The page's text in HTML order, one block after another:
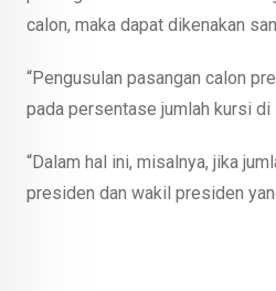
calon, maka dapat dikenakan
“Pengusulan pasangan calon
pada persentase jumlah kursi di
“Dalam hal ini, misalnya, jika
presiden dan wakil presiden